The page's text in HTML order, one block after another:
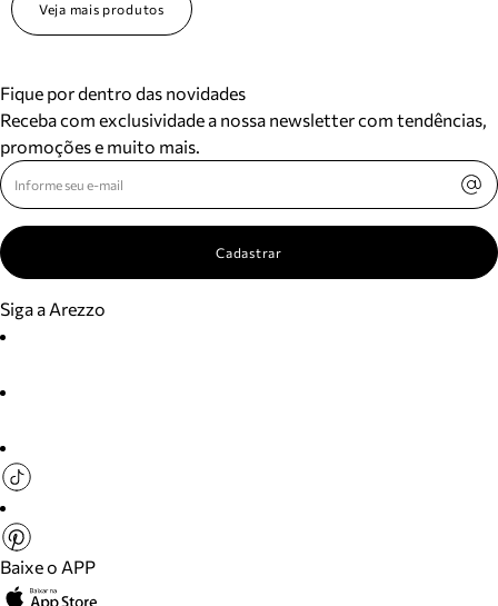
Veja mais produtos
Fique por dentro das novidades
Receba com exclusividade a nossa newsletter com tendências,
promoções e muito mais.
Cadastrar
Siga a Arezzo
Baixe o APP